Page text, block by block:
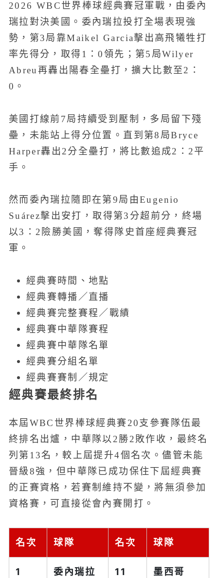
2026 WBC世界棒球經典賽冠軍戰，由委內
瑞拉對決美國。委內瑞拉投打全場表現強
勢，第3局靠Maikel Garcia擊出高飛犧牲打
率先得分，取得1：0領先；第5局Wilyer
Abreu再轟出陽春全壘打，擴大比數至2：
0。
美國打線前7局持續受到壓制，多局留下殘
壘，未能站上得分位置。直到第8局Bryce
Harper轟出2分全壘打，將比數追成2：2平
手。
然而委內瑞拉隨即在第9局由Eugenio
Suárez擊出安打，取得第3分超前分，終場
以3：2險勝美國，奪得隊史首座經典賽冠
軍。
經典賽時間、地點
經典賽轉播／直播
經典賽完整賽程／戰績
經典賽中華隊賽程
經典賽中華隊名單
經典賽分組名單
經典賽賽制／規定
經典賽最終排名
本屆WBC世界棒球經典賽20支參賽隊伍最
終排名出爐，中華隊以2勝2敗作收，最終名
列第13名，較上屆提升4個名次。儘管未能
晉級8強，但中華隊已成功保住下屆經典賽
的正賽資格，若賽制維持不變，將無須參加
資格賽，可直接從會內賽開打。
名次 球隊 名次 球隊
1 委內瑞拉 11 墨西哥